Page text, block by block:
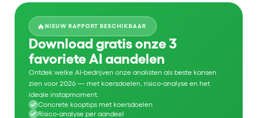
🔥NIEUW RAPPORT BESCHIKBAAR
Download gratis onze 3
favoriete AI aandelen
Ontdek welke AI-bedrijven onze analisten als beste kansen
zien voor 2026 — met koersdoelen, risico-analyse en het
ideale instapmoment.
Concrete kooptips met koersdoelen
Risico-analyse per aandeel